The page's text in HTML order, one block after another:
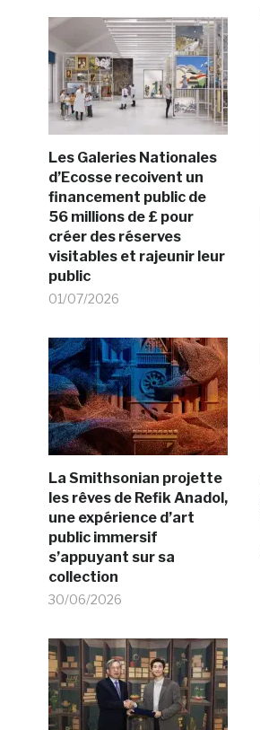
Les Galeries Nationales
d’Ecosse recoivent un
financement public de
56 millions de £ pour
créer des réserves
visitables et rajeunir leur
public
01/07/2026
La Smithsonian projette
les rêves de Refik Anadol,
une expérience d’art
public immersif
s’appuyant sur sa
collection
30/06/2026